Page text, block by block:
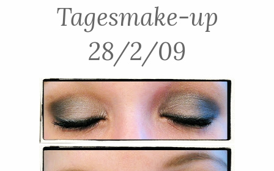
Tagesmake-up
28/2/09